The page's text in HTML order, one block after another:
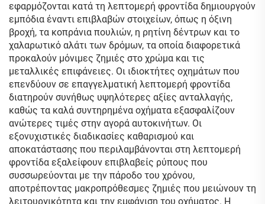
εφαρμόζονται κατά τη λεπτομερή φροντίδα δημιουργούν
εμπόδια έναντι επιβλαβών στοιχείων, όπως η όξινη
βροχή, τα κοπράνια πουλιών, η ρητίνη δέντρων και το
χαλαρωτικό αλάτι των δρόμων, τα οποία διαφορετικά
προκαλούν μόνιμες ζημιές στο χρώμα και τις
μεταλλικές επιφάνειες. Οι ιδιοκτήτες οχημάτων που
επενδύουν σε επαγγελματική λεπτομερή φροντίδα
διατηρούν συνήθως υψηλότερες αξίες ανταλλαγής,
καθώς τα καλά συντηρημένα οχήματα εξασφαλίζουν
ανώτερες τιμές στην αγορά αυτοκινήτων. Οι
εξονυχιστικές διαδικασίες καθαρισμού και
αποκατάστασης που περιλαμβάνονται στη λεπτομερή
φροντίδα εξαλείφουν επιβλαβείς ρύπους που
συσσωρεύονται με την πάροδο του χρόνου,
αποτρέποντας μακροπρόθεσμες ζημιές που μειώνουν τη
λειτουργικότητα και την εμφάνιση του οχήματος. Η